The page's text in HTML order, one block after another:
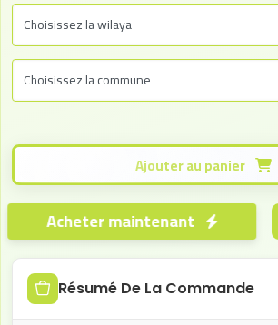
Résumé De La Commande